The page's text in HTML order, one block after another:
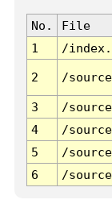
No. File
1
/
2 /
3 /
4
/
5
/
6
/